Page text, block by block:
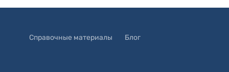
Справочные материалы Блог